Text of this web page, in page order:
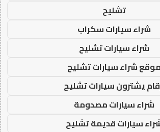
تشليح
شراء سيارات سكراب
شراء سيارات تشليح
موقع شراء سيارات تشليح
يشترون سيارات تشليح
شراء سيارات مصدومة
سيارات قديمة تشليح